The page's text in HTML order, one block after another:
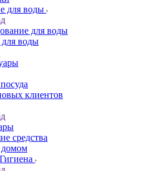
для воды
для воды
воды
клиентов
средства
домом